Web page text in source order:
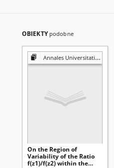
OBIEKTY podobne
Annales Universitatis Mariae Curie-Skłodowska. Sectio A, Mathematica
On the Region of
Variability of the Ratio
f(z1)/f(z2) within the